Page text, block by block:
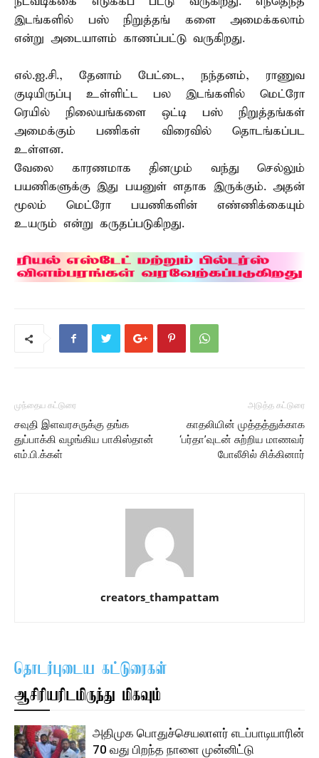
இடங்களில் பஸ் நிறுத்தங் களை அமைக்கலாம்
என்று அடையாளம் காணப்பட்டு வருகிறது.
எல்.ஐ.சி., தேனாம் பேட்டை, நந்தனம், ராணுவ
குடியிருப்பு உள்ளிட்ட பல இடங்களில் மெட்ரோ
ரெயில் நிலையங்களை ஒட்டி பஸ் நிறுத்தங்கள்
அமைக்கும் பணிகள் விரைவில் தொடங்கப்பட
உள்ளன.
வேலை காரணமாக தினமும் வந்து செல்லும்
பயணிகளுக்கு இது பயனுள் ளதாக இருக்கும். அதன்
மூலம் மெட்ரோ பயணிகளின் எண்ணிக்கையும்
உயரும் என்று கருதப்படுகிறது.
முந்தைய கட்டுரை
சவுதி இளவரசருக்கு தங்க
துப்பாக்கி வழங்கிய பாகிஸ்தான்
எம்.பி.க்கள்
அடுத்த கட்டுரை
காதலியின் முத்தத்துக்காக
‘பர்தா’வுடன் சுற்றிய மாணவர்
போலீசில் சிக்கினார்
creators_thampattam
தொடர்புடைய கட்டுரைகள்
ஆசிரியரிடமிருந்து மிகவும்
அதிமுக பொதுச்செயலாளர் எடப்பாடியாரின்
70 வது பிறந்த நாளை முன்னிட்டு